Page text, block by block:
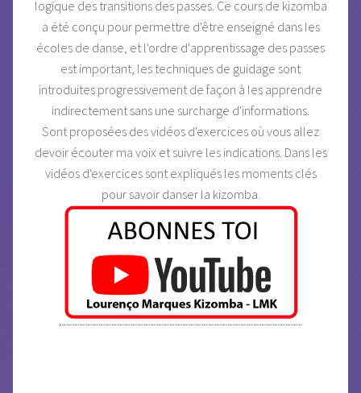
logique des transitions des passes. Ce cours de kizomba
a été conçu pour permettre d'être enseigné dans les
écoles de danse, et l'ordre d'apprentissage des passes
est important, les techniques de guidage sont
introduites progressivement de façon à les apprendre
indirectement sans une surcharge d'informations.
Sont proposées des vidéos d'exercices où vous allez
devoir écouter ma voix et suivre les indications. Dans les
vidéos d'exercices sont expliqués les moments clés
pour savoir danser la kizomba.